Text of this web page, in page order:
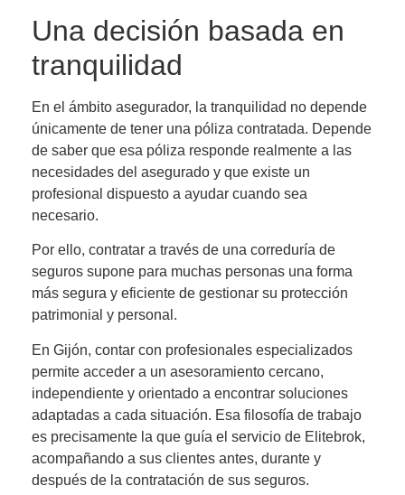
Una decisión basada en
tranquilidad
En el ámbito asegurador, la tranquilidad no depende
únicamente de tener una póliza contratada. Depende
de saber que esa póliza responde realmente a las
necesidades del asegurado y que existe un
profesional dispuesto a ayudar cuando sea
necesario.
Por ello, contratar a través de una correduría de
seguros supone para muchas personas una forma
más segura y eficiente de gestionar su protección
patrimonial y personal.
En Gijón, contar con profesionales especializados
permite acceder a un asesoramiento cercano,
independiente y orientado a encontrar soluciones
adaptadas a cada situación. Esa filosofía de trabajo
es precisamente la que guía el servicio de Elitebrok,
acompañando a sus clientes antes, durante y
después de la contratación de sus seguros.